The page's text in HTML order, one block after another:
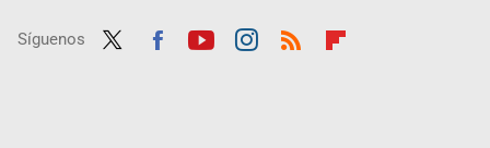
Síguenos